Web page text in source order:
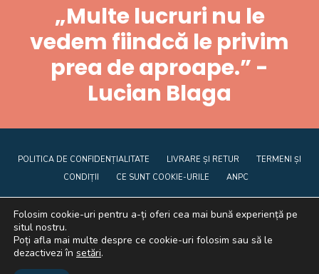
„Multe lucruri nu le
vedem fiindcă le privim
prea de aproape.” -
Lucian Blaga
POLITICA DE CONFIDENȚIALITATE LIVRARE ȘI RETUR
TERMENI ȘI
CONDIȚII
CE SUNT COOKIE-URILE ANPC
Graficã și dezvoltare website
Folosim cookie-uri pentru a-ți oferi cea mai bună experiență pe
situl nostru.
Poți afla mai multe despre ce cookie-uri folosim sau să le
dezactivezi în setări.